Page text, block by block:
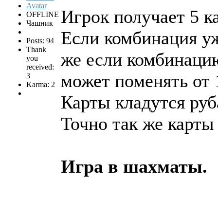
OFFLINE
Чашник
Posts: 94
Thank
you
received:
3
Karma: 2
Игрок получает 5
Если комбинация
же если
может поменять от
Карты кладутся
Точно так же
Игра в шахматы.